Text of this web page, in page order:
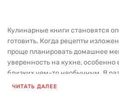
Кулинарные книги становятся
готовить. Когда рецепты
проще планировать домашнее
уверенность на кухне, особенно
близких чем-то необычным. В
издательства собрана
ЧИТАТЬ ДАЛЕЕ